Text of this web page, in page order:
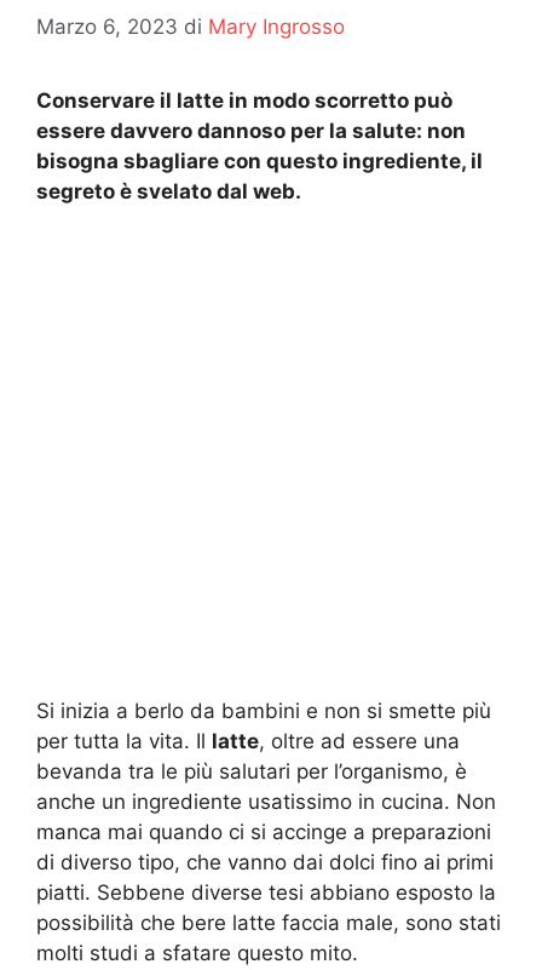
Marzo 6, 2023 di Mary Ingrosso
Conservare il latte in modo scorretto può
essere davvero dannoso per la salute: non
bisogna sbagliare con questo ingrediente, il
segreto è svelato dal web.
Si inizia a berlo da bambini e non si smette più
per tutta la vita. Il latte, oltre ad essere una
bevanda tra le più salutari per l’organismo, è
anche un ingrediente usatissimo in cucina. Non
manca mai quando ci si accinge a preparazioni
di diverso tipo, che vanno dai dolci fino ai primi
piatti. Sebbene diverse tesi abbiano esposto la
possibilità che bere latte faccia male, sono stati
molti studi a sfatare questo mito.